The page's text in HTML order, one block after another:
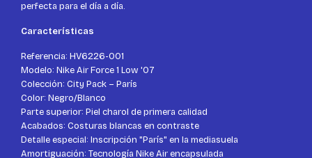
perfecta para el día a día.
Características
Referencia: HV6226-001
Modelo: Nike Air Force 1 Low '07
Colección: City Pack – París
Color: Negro/Blanco
Parte superior: Piel charol de primera calidad
Acabados: Costuras blancas en contraste
Detalle especial: Inscripción "París" en la mediasuela
Amortiguación: Tecnología Nike Air encapsulada